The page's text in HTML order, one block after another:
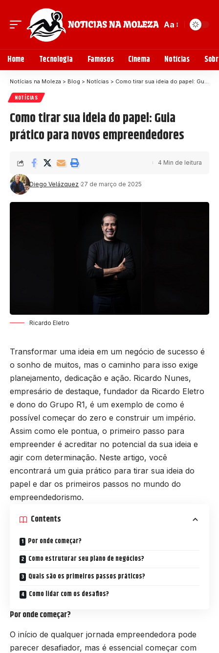
Aa
Home Tecnologia Famosos Cinema Notícias
Notícias na Moleza > Blog > Notícias > Como tirar sua ideia do papel: Guia prático para novos empreendedores
NOTÍCIAS
Como tirar sua ideia do papel: Guia
prático para novos empreendedores
Diego Velázquez 27 de março de 2025
4 Min de leitura
Ricardo Eletro
Transformar uma ideia em um negócio de sucesso é
o sonho de muitos, mas o caminho para isso exige
planejamento, dedicação e ação. Ricardo Nunes,
empresário de destaque, fundador da Ricardo Eletro
e dono do Grupo R1, é um exemplo de como é
possível começar do zero e construir um império.
Assim como ele pontua, o primeiro passo para
empreender é acreditar no potencial da sua ideia e
agir com determinação. Neste artigo, você
encontrará um guia prático para tirar sua ideia do
papel e dar os primeiros passos no mundo do
empreendedorismo.
Contents
Por onde começar?
Como estruturar seu plano de negócios?
Quais são os primeiros passos práticos?
Como lidar com os desafios?
Por onde começar?
O início de qualquer jornada empreendedora pode
parecer desafiador, mas é essencial começar com